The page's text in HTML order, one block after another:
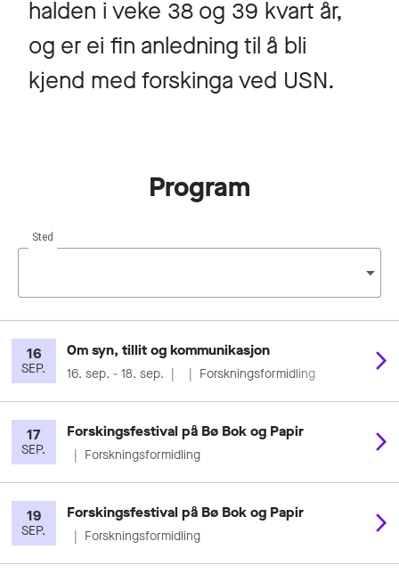
halden i veke 38 og 39 kvart år,
og er ei fin anledning til å bli
kjend med forskinga ved USN.
Program